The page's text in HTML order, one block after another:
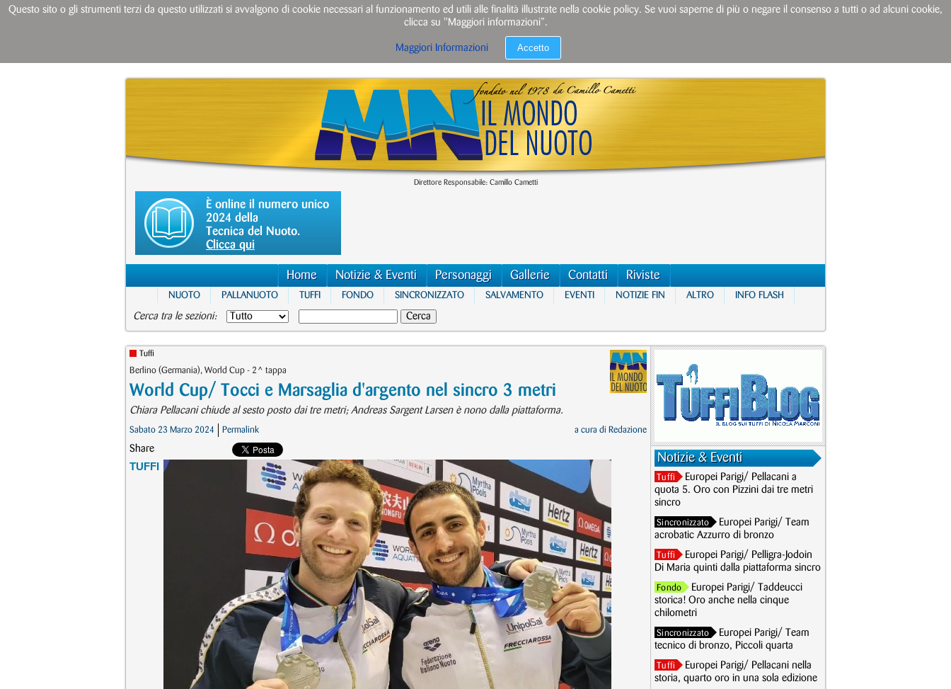
Direttore Responsabile: Camillo Cametti
È online il numero unico
2024 della
Tecnica del Nuoto.
Clicca qui
Home Notizie & Eventi Personaggi Gallerie Contatti Riviste
NUOTO PALLANUOTO TUFFI FONDO SINCRONIZZATO SALVAMENTO EVENTI NOTIZIE FIN ALTRO INFO FLASH
Cerca tra le sezioni:
Tuffi
Berlino (Germania), World Cup - 2^ tappa
World Cup/ Tocci e Marsaglia d'argento nel sincro 3 metri
Chiara Pellacani chiude al sesto posto dai tre metri; Andreas Sargent Larsen è nono dalla piattaforma.
Sabato 23 Marzo 2024 Permalink a cura di Redazione
Share
TUFFI
Notizie & Eventi
Tuffi
Europei Parigi/ Pellacani a
quota 5. Oro con Pizzini dai tre metri
sincro
Sincronizzato
Europei Parigi/ Team
acrobatic Azzurro di bronzo
Tuffi
Europei Parigi/ Pelligra-Jodoin
Di Maria quinti dalla piattaforma sincro
Fondo
Europei Parigi/ Taddeucci
storica! Oro anche nella cinque
chilometri
Sincronizzato
Europei Parigi/ Team
tecnico di bronzo, Piccoli quarta
Tuffi
Europei Parigi/ Pellacani nella
storia, quarto oro in una sola edizione
Questo sito o gli strumenti terzi da questo utilizzati si avvalgono di cookie necessari al funzionamento ed utili alle finalità illustrate nella cookie policy. Se vuoi saperne di più o negare il consenso a tutti o ad alcuni cookie,
clicca su "Maggiori informazioni”.
Maggiori Informazioni Accetto